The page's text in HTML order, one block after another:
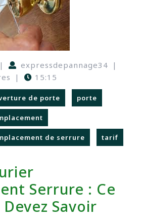
| expressdepannage34 |
| 15:15
de porte porte
de serrure tarif
Serrure : Ce
Savoir